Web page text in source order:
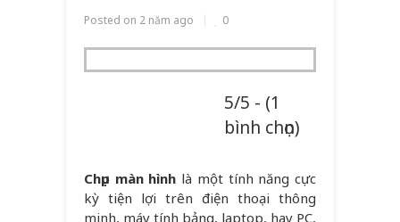
Posted on 2 năm ago 0
5/5 - (1
bình chọn)
Chụp màn hình là một tính năng cực
kỳ tiện lợi trên điện thoại thông
minh, máy tính bảng, laptop, hay PC,